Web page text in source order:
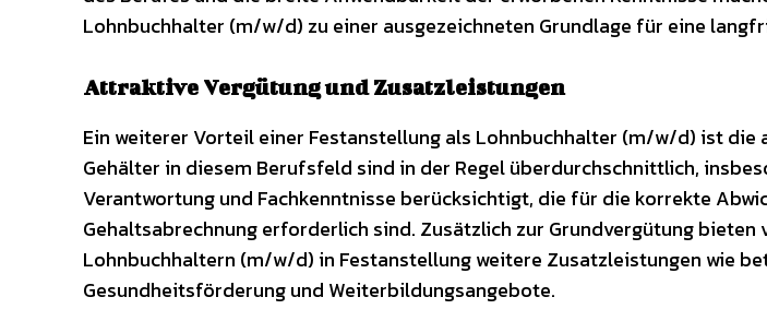
Lohnbuchhalter (m/w/d) zu einer ausgezeichneten Grundlage für eine
Attraktive Vergütung und Zusatzleistungen
Ein weiterer Vorteil einer Festanstellung als Lohnbuchhalter (m/w/d) ist die
Gehälter in diesem Berufsfeld sind in der Regel überdurchschnittlich,
Verantwortung und Fachkenntnisse berücksichtigt, die für die korrekte
Gehaltsabrechnung erforderlich sind. Zusätzlich zur Grundvergütung bieten
Lohnbuchhaltern (m/w/d) in Festanstellung weitere Zusatzleistungen wie
Gesundheitsförderung und Weiterbildungsangebote.